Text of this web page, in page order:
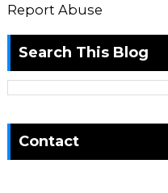
Report Abuse
Search This Blog
Contact